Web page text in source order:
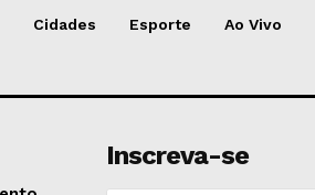
Cidades Esporte Ao Vivo
Inscreva-se